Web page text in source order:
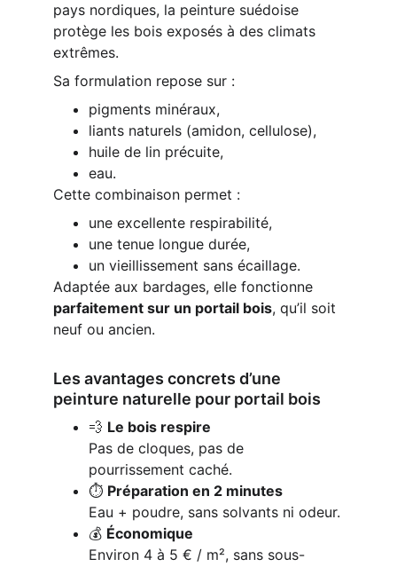
pays nordiques, la peinture suédoise
protège les bois exposés à des climats
extrêmes.
Sa formulation repose sur :
pigments minéraux,
liants naturels (amidon, cellulose),
huile de lin précuite,
eau.
Cette combinaison permet :
une excellente respirabilité,
une tenue longue durée,
un vieillissement sans écaillage.
Adaptée aux bardages, elle fonctionne
parfaitement sur un portail bois, qu’il soit
neuf ou ancien.
Les avantages concrets d’une
peinture naturelle pour portail bois
💨 Le bois respire
Pas de cloques, pas de
pourrissement caché.
⏱️ Préparation en 2 minutes
Eau + poudre, sans solvants ni odeur.
💰 Économique
Environ 4 à 5 € / m², sans sous-